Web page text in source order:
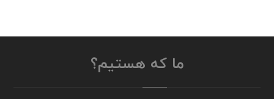
ما که هستیم؟